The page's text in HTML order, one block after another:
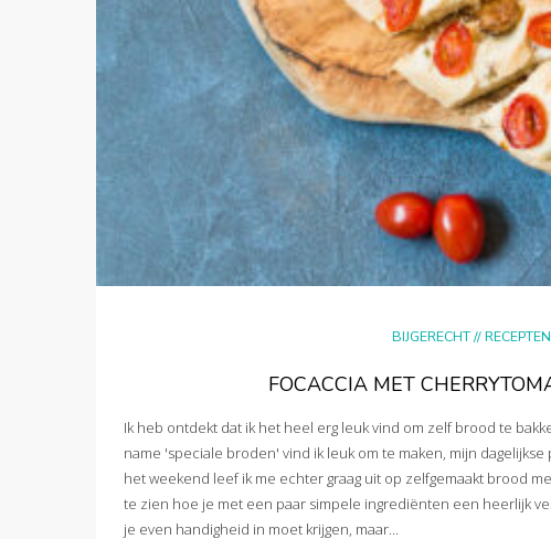
BIJGERECHT//RECEPTEN
FOCACCIA MET
Ik heb ontdekt dat ik het heel erg leuk vind om zelf brood te
name 'speciale broden' vind ik leuk om te maken, mijn
het weekend leef ik me echter graag uit op zelfgemaakt brood
te zien hoe je met een paar simpele ingrediënten een heerlijk
je even handigheid in moet krijgen, maar...